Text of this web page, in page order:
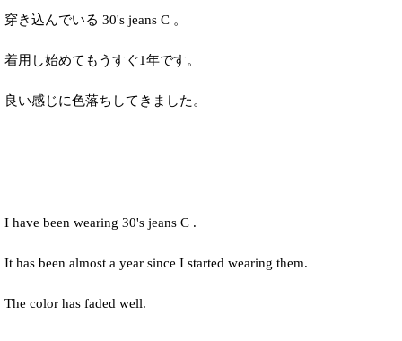
穿き込んでいる 30's jeans C 。
着用し始めてもうすぐ1年です。
良い感じに色落ちしてきました。
I have been wearing 30's jeans C .
It has been almost a year since I started wearing them.
The color has faded well.